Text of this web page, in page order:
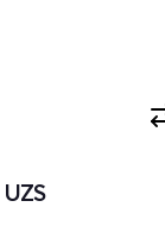
UZS